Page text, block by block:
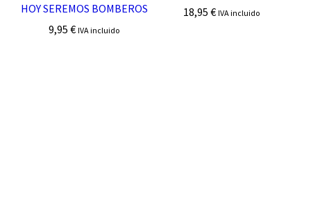
HOY SEREMOS BOMBEROS
9,95€ IVA incluido
18,95 € IVA incluido